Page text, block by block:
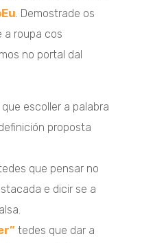
. Demostrade os
a roupa cos
no portal dal
escoller a palabra
proposta
que pensar no
e dicir se a
tedes que dar a